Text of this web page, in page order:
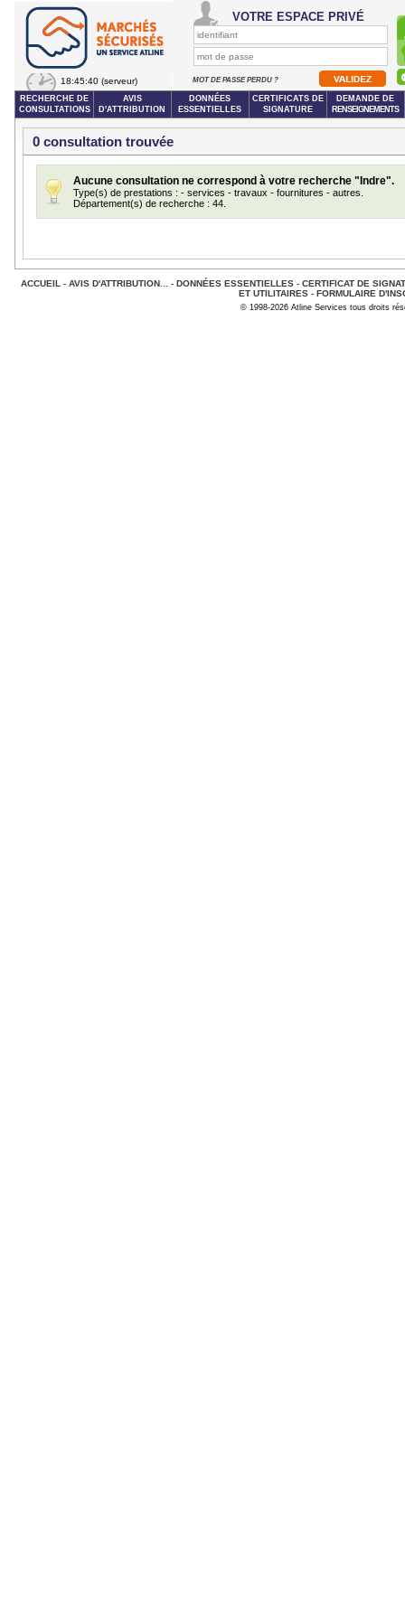
18:45:40 (serveur)
VOTRE ESPACE PRIVÉ
MOT DE PASSE PERDU ?
RECHERCHE DE
CONSULTATIONS
AVIS
D'ATTRIBUTION
DONNÉES
ESSENTIELLES
CERTIFICATS DE
SIGNATURE
DEMANDE DE
RENSEIGNEMENTS
0 consultation trouvée
Aucune consultation ne correspond à votre recherche "Indre".
Type(s) de prestations : - services - travaux - fournitures - autres.
Département(s) de recherche : 44.
ACCUEIL - AVIS D'ATTRIBUTION... - DONNÉES ESSENTIELLES- CERTIFICAT DE
ET UTILITAIRES - FORMULAIRE
© 1998-2026 Atline Services tous droits